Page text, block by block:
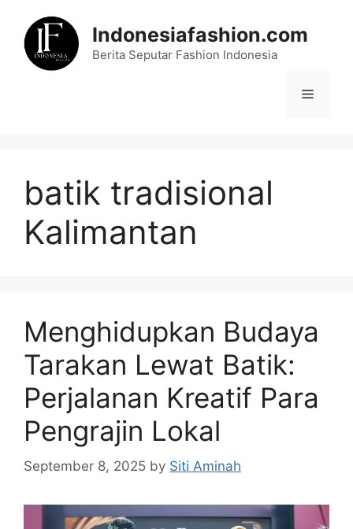
content
Indonesiafashion.com
Berita Seputar Fashion Indonesia
Menu
batik tradisional
Kalimantan
Menghidupkan Budaya
Tarakan Lewat Batik:
Perjalanan Kreatif Para
Pengrajin Lokal
September 8, 2025 by Siti Aminah